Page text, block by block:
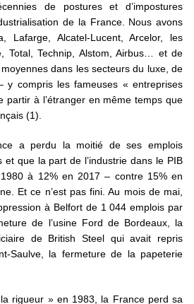
de postures et d’impostures
de la France. Nous avons
Lafarge, Alcatel-Lucent, Arcelor, les
Total, Technip, Alstom, Airbus… et de
dans les secteurs du luxe, de
y compris les fameuses « entreprises
partir à l’étranger en même temps que
(1).
a perdu la moitié de ses emplois
et que la part de l’industrie dans le PIB
à 12% en 2017 – contre 15% en
Et ce n’est pas fini. Au mois de mai,
à Belfort de 1 044 emplois par
de l’usine Ford de Bordeaux, la
de British Steel qui avait repris
Saulve, la fermeture de la papeterie
rigueur » en 1983, la France perd sa